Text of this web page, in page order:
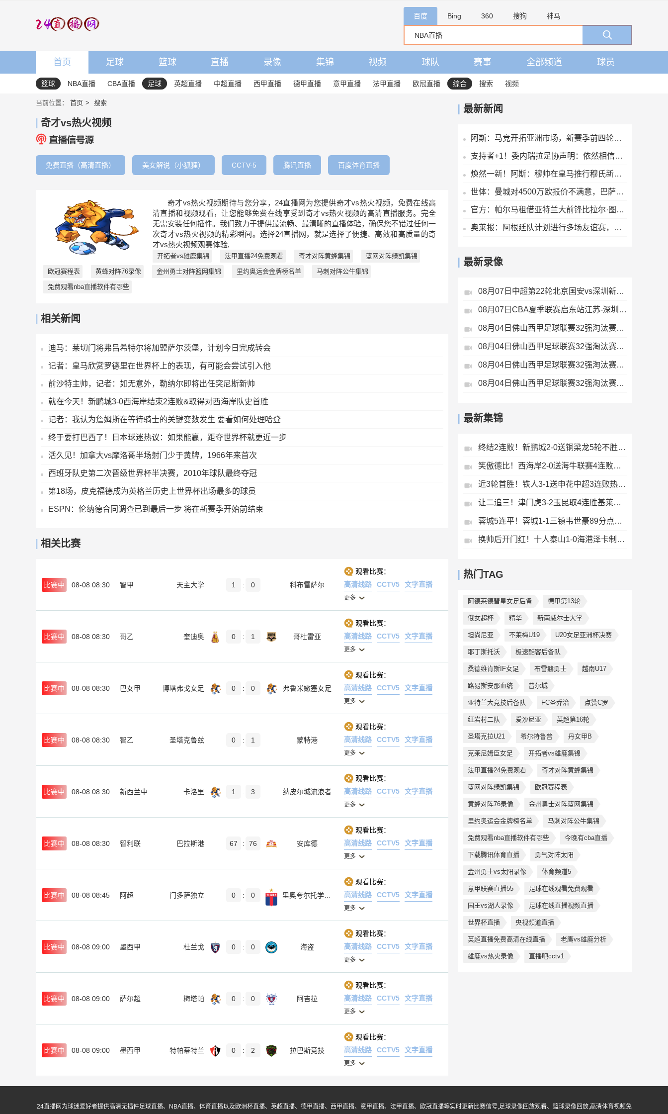
百度 Bing 360 搜狗 神马
首页 足球 篮球 直播 录像 集锦 视频 球队 赛事 全部频道 球员
篮球 NBA直播 CBA直播 足球 英超直播 中超直播 西甲直播 德甲直播 意甲直播 法甲直播 欧冠直播 综合 搜索 视频
当前位置： 首页 搜索
奇才vs热火视频
免费直播（高清直播） 美女解说（小狐狸） CCTV-5 腾讯直播 百度体育直播
奇才vs热火视频期待与您分享，24直播网为您提供奇才vs热火视频，免费在线高
清直播和视频观看，让您能够免费在线享受到奇才vs热火视频的高清直播服务。完全
无需安装任何插件。我们致力于提供最流畅、最清晰的直播体验，确保您不错过任何一
次奇才vs热火视频的精彩瞬间。选择24直播网，就是选择了便捷、高效和高质量的奇
才vs热火视频观赛体验,
开拓者vs雄鹿集锦 法甲直播24免费观看 奇才对阵黄蜂集锦 篮网对阵绿凯集锦
欧冠赛程表 黄蜂对阵76录像 金州勇士对阵篮网集锦 里约奥运会金牌榜名单 马刺对阵公牛集锦
免费观看nba直播软件有哪些
相关新闻
迪马：莱切门将弗吕希特尔将加盟萨尔茨堡，计划今日完成转会
记者：皇马欣赏罗德里在世界杯上的表现，有可能会尝试引入他
前沙特主帅，记者：如无意外，勒纳尔即将出任突尼斯新帅
就在今天！新鹏城3-0西海岸结束2连败&取得对西海岸队史首胜
记者：我认为詹姆斯在等待骑士的关键变数发生 要看如何处理哈登
终于要打巴西了！日本球迷热议：如果能赢，距夺世界杯就更近一步
活久见！加拿大vs摩洛哥半场射门少于黄牌，1966年来首次
西班牙队史第二次晋级世界杯半决赛，2010年球队最终夺冠
第18场，皮克福德成为英格兰历史上世界杯出场最多的球员
ESPN：伦纳德合同调查已到最后一步 将在新赛季开始前结束
相关比赛
比赛中 08-08 08:30 智甲 天主大学 1 : 0 科布雷萨尔
观看比赛：
高清线路
CCTV5 文字直播
更多
比赛中 08-08 08:30 哥乙 奎迪奥 0 : 1 哥杜雷亚
观看比赛：
高清线路
CCTV5 文字直播
更多
比赛中 08-08 08:30 巴女甲 博塔弗戈女足 0 : 0 弗鲁米嫩塞女足
观看比赛：
高清线路
CCTV5 文字直播
更多
比赛中 08-08 08:30 智乙 圣塔克鲁兹 0 : 1 蒙特港
观看比赛：
高清线路
CCTV5 文字直播
更多
比赛中 08-08 08:30 新西兰中 卡洛里 1 : 3 纳皮尔城流浪者
观看比赛：
高清线路
CCTV5 文字直播
更多
比赛中 08-08 08:30 智利联 巴拉斯港 67 : 76 安库德
观看比赛：
高清线路
CCTV5 文字直播
更多
比赛中 08-08 08:45 阿超 门多萨独立 0 : 0
观看比赛：
高清线路
CCTV5 文字直播
更多
比赛中 08-08 09:00 墨西甲 杜兰戈 0 : 0 海盗
观看比赛：
高清线路
CCTV5 文字直播
更多
比赛中 08-08 09:00 萨尔超 梅塔帕 0 : 0 阿吉拉
观看比赛：
高清线路
CCTV5 文字直播
更多
比赛中 08-08 09:00 墨西甲 特帕蒂特兰 0 : 2 拉巴斯竞技
观看比赛：
高清线路
CCTV5 文字直播
更多
最新新闻
阿斯：马竞开拓亚洲市场，新赛季前四轮联赛两场安排在下午踢
支持者+1！委内瑞拉足协声明：依然相信因凡蒂诺有能力领导FIFA
焕然一新！阿斯：穆帅在皇马推行穆氏新规，迟到者将被罚缺席合练
世体：曼城对4500万欧报价不满意，巴萨将再次报价罗德里
官方：帕尔马租借亚特兰大前锋比拉尔·图雷，租期至2027年6月
奥莱报：阿根廷队计划进行多场友谊赛，亚洲是主要考虑的目的地
最新录像
08月07日中超第22轮北京国安vs深圳新鹏城全场录像
08月07日CBA夏季联赛启东站江苏-深圳全场录像
08月04日佛山西甲足球联赛32强淘汰赛藝品高國際VS湛江狂狼·粵辉能源全场录像
08月04日佛山西甲足球联赛32强淘汰赛肇庆恒骏成VS三七互娱全场录像
08月04日佛山西甲足球联赛32强淘汰赛广东西南建设VS香港圣徒全场录像
08月04日佛山西甲足球联赛32强淘汰赛贪玩游戏VS美的薪火全场录像
最新集锦
终结2连败！新鹏城2-0送铜梁龙5轮不胜37岁姜至鹏破门韦斯利建功
笑傲德比！西海岸2-0送海牛联赛4连败海牛仍垫底西海岸升至第二
近3轮首胜！铁人3-1送申花中超3连败热菲尼奥双响邦本宜裕传射
让二追三！津门虎3-2玉昆取4连胜基莱斯读秒绝杀萨尔瓦多破门
蓉城5连平！蓉城1-1三镇韦世豪89分点射救主费利佩造点李昂破门
换帅后开门红！十人泰山1-0海港泽卡制胜于金永扑点海港三球被吹
热门TAG
阿德莱德彗星女足后备 德甲第13轮
俄女超杯 精华 新南威尔士大学
坦尚尼亚 不莱梅U19 U20女足亚洲杯决赛
耶丁斯托沃 极速酷客后备队
桑德维肯斯IF女足 布雷赫勇士 越南U17
路易斯安那血统 普尔城
亚特兰大竞技后备队 FC圣乔治 点赞C罗
红岩村二队 爱沙尼亚 英超第16轮
圣塔克拉U21 希尔特鲁普 丹女甲B
克莱尼姆臣女足 开拓者vs雄鹿集锦
法甲直播24免费观看 奇才对阵黄蜂集锦
篮网对阵绿凯集锦 欧冠赛程表
黄蜂对阵76录像 金州勇士对阵篮网集锦
里约奥运会金牌榜名单 马刺对阵公牛集锦
免费观看nba直播软件有哪些 今晚有cba直播
下载腾讯体育直播 勇气对阵太阳
金州勇士vs太阳录像 体育频道5
意甲联赛直播55 足球在线观看免费观看
国王vs湖人录像 足球在线直播视频直播
世界杯直播 央视频道直播
英超直播免费高清在线直播 老鹰vs雄鹿分析
雄鹿vs热火录像 直播吧cctv1
24直播网为球迷爱好者提供高清无插件足球直播、NBA直播、体育直播以及欧洲杯直播、英超直播、德甲直播、西甲直播、意甲直播、法甲直播、欧冠直播等实时更新比赛信号,足球录像回放观看、篮球录像回放,高清体育视频免